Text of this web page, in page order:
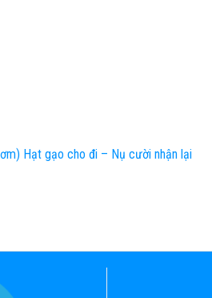
Hạt gạo cho đi – Nụ cười nhận lại